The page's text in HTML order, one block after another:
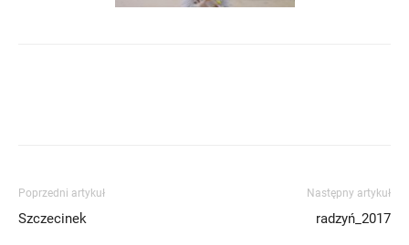
Poprzedni artykuł
Szczecinek
Następny artykuł
radzyń_2017